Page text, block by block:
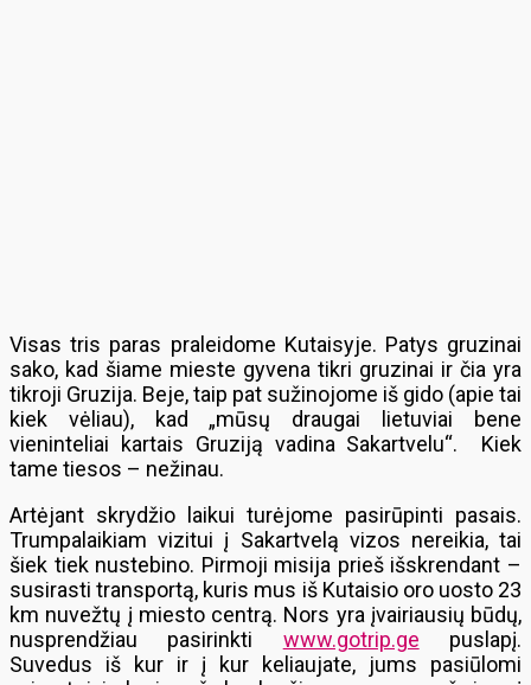
Visas tris paras praleidome Kutaisyje. Patys gruzinai
sako, kad šiame mieste gyvena tikri gruzinai ir čia yra
tikroji Gruzija. Beje, taip pat sužinojome iš gido (apie tai
kiek vėliau), kad „mūsų draugai lietuviai bene
vieninteliai kartais Gruziją vadina Sakartvelu“. Kiek
tame tiesos – nežinau.
Artėjant skrydžio laikui turėjome pasirūpinti pasais.
Trumpalaikiam vizitui į Sakartvelą vizos nereikia, tai
šiek tiek nustebino. Pirmoji misija prieš išskrendant –
susirasti transportą, kuris mus iš Kutaisio oro uosto 23
km nuvežtų į miesto centrą. Nors yra įvairiausių būdų,
nusprendžiau pasirinkti www.gotrip.ge puslapį.
Suvedus iš kur ir į kur keliaujate, jums pasiūlomi